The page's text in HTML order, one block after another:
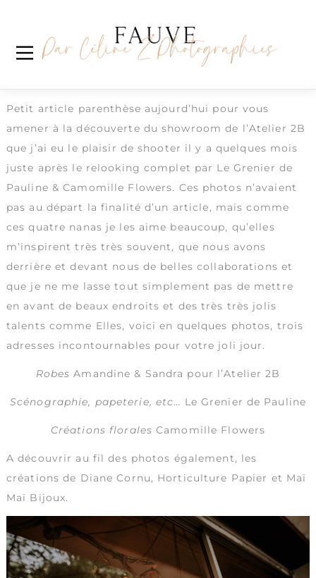
Showrom Atelier2B
Petit article parenthèse aujourd’hui pour vous
amener à la découverte du showroom de l’Atelier 2B
que j’ai eu le plaisir de shooter il y a quelques mois
juste après le relooking complet par Le Grenier de
Pauline &Camomille Flowers. Ces photos n’avaient
pas au départ la finalité d’un article, mais comme
ces quatre nanas je les aime beaucoup, qu’elles
m’inspirent très très souvent, que nous avons
derrière et devant nous de belles collaborations et
que je ne me lasse tout simplement pas de mettre
en avant de beaux endroits et des très très jolis
talents comme Elles, voici en quelques photos, trois
adresses incontournables pour votre joli jour.
Robes Amandine & Sandra pour l’Atelier 2B
Scénographie, papeterie, etc… Le Grenier de Pauline
Créations florales Camomille Flowers
A découvrir au fil des photos également, les
créations de Diane Cornu, Horticulture Papier et Maï
Maï Bijoux.